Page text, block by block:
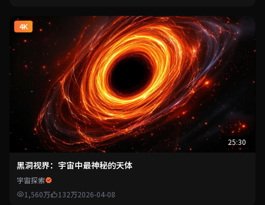
4K
25:30
黑洞视界：宇宙中最神秘的天体
宇宙探索
1,560万
132万2026-04-08